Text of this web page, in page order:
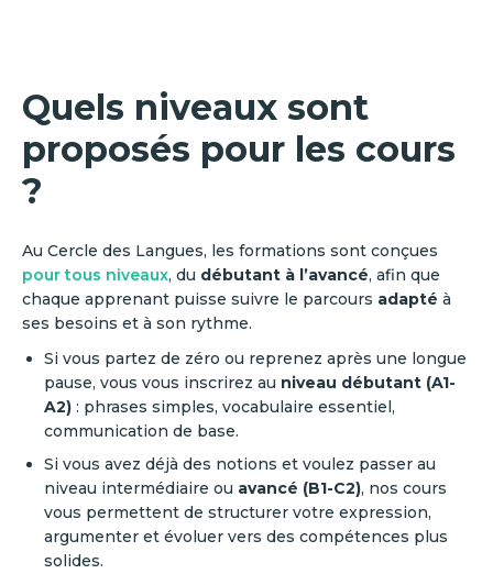
Quels niveaux sont
proposés pour les cours
?
Au Cercle des Langues, les formations sont conçues
pour tous niveaux, du débutant à l’avancé, afin que
chaque apprenant puisse suivre le parcours adapté à
ses besoins et à son rythme.
Si vous partez de zéro ou reprenez après une longue
pause, vous vous inscrirez au niveau débutant (A1-
A2) : phrases simples, vocabulaire essentiel,
communication de base.
Si vous avez déjà des notions et voulez passer au
niveau intermédiaire ou avancé (B1-C2), nos cours
vous permettent de structurer votre expression,
argumenter et évoluer vers des compétences plus
solides.